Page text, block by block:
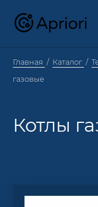
Главная Каталог
газовые
Котлы